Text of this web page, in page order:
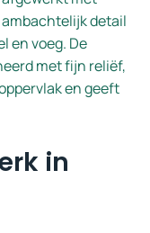
detail
en voeg. De
met fijn reliëf,
en geeft
in